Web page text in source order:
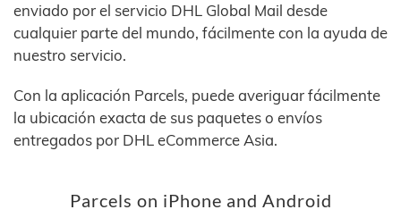
enviado por el servicio DHL Global Mail desde
cualquier parte del mundo, fácilmente con la ayuda de
nuestro servicio.
Con la aplicación Parcels, puede averiguar fácilmente
la ubicación exacta de sus paquetes o envíos
entregados por DHL eCommerce Asia.
Parcels on iPhone and Android